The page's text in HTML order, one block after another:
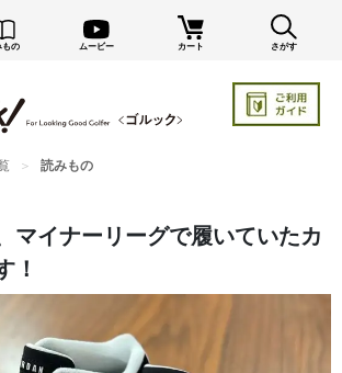
もの ムービー カート さがす
読みもの
マイナーリーグで履いていたカ
！
×
からのお知らせ（受信設定）
や編集部のオススメ、オトクな情報・買い
でない方はぜひ！
スタイル提案・お得情報（ダイレクトメール）
る商品のお知らせ（買い忘れ通知）